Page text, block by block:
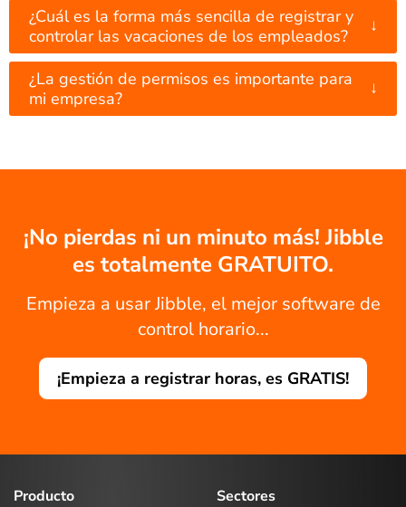
¿Cuál es la forma más sencilla de registrar y
controlar las vacaciones de los empleados?
↓
¿La gestión de permisos es importante para
mi empresa?
↓
¡No pierdas ni un minuto más! Jibble
es totalmente GRATUITO.
Empieza a usar Jibble, el mejor software de
control horario...
¡Empieza a registrar horas, es GRATIS!
Producto
Sectores